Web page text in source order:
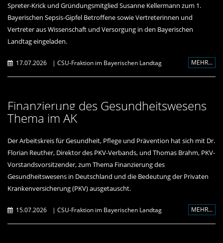
Spreter-Krick und Gründungsmitglied Susanne Kellermann zum 1.
Bayerischen Sepsis-Gipfel Betroffene sowie Vertreterinnen und
Vertreter aus Wissenschaft und Versorgung in den Bayerischen
Landtag eingeladen.
17.07.2026 | CSU-Fraktion im Bayerischen Landtag MEHR...
Finanzierung des Gesundheitswesens
Thema im AK
Der Arbeitskreis für Gesundheit, Pflege und Prävention hat sich mit Dr.
Florian Reuther, Direktor des PKV-Verbands, und Thomas Brahm, PKV-
Vorstandsvorsitzender, zum Thema Finanzierung des
Gesundheitswesens in Deutschland und die Bedeutung der Privaten
Krankenversicherung (PKV) ausgetauscht.
15.07.2026 | CSU-Fraktion im Bayerischen Landtag MEHR...